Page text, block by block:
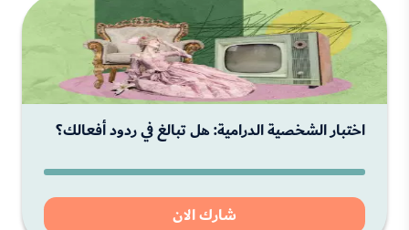
اختبار الشخصية الدرامية: هل تبالغ في ردود أفعالك؟
شارك الان